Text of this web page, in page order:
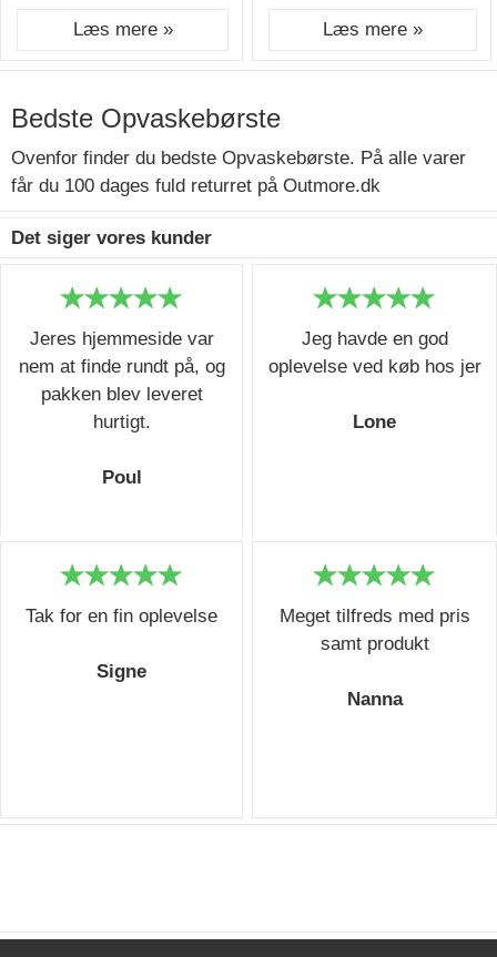
Læs mere » Læs mere »
Bedste Opvaskebørste
Ovenfor finder du bedste Opvaskebørste. På alle varer
får du 100 dages fuld returret på Outmore.dk
Det siger vores kunder
Jeres hjemmeside var
nem at finde rundt på, og
pakken blev leveret
hurtigt.
Poul
Jeg havde en god
oplevelse ved køb hos jer
Lone
Tak for en fin oplevelse
Signe
Meget tilfreds med pris
samt produkt
Nanna